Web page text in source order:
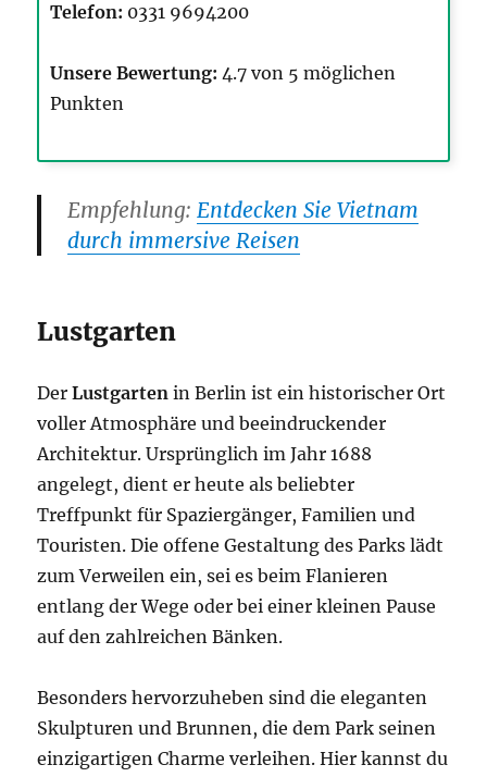
Telefon: 0331 9694200
Unsere Bewertung: 4.7 von 5 möglichen
Punkten
Empfehlung:Entdecken Sie Vietnam
durch immersive Reisen
Lustgarten
DerLustgarten in Berlin ist ein historischer Ort
voller Atmosphäre und beeindruckender
Architektur. Ursprünglich im Jahr 1688
angelegt, dient er heute als beliebter
Treffpunkt für Spaziergänger, Familien und
Touristen. Die offene Gestaltung des Parks lädt
zum Verweilen ein, sei es beim Flanieren
entlang der Wege oder bei einer kleinen Pause
auf den zahlreichen Bänken.
Besonders hervorzuheben sind die eleganten
Skulpturen und Brunnen, die dem Park seinen
einzigartigen Charme verleihen. Hier kannst du